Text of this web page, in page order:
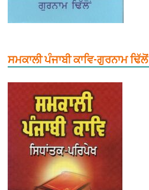
ਸਮਕਾਲੀ ਪੰਜਾਬੀ ਕਾਵਿ-ਗੁਰਨਾਮ ਢਿੱਲੋਂ